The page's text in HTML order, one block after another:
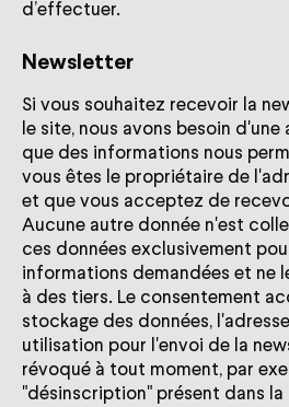
d’effectuer.
Newsletter
Si vous souhaitez recevoir la
le site, nous avons besoin d'une
que des informations nous
vous êtes le propriétaire de
et que vous acceptez de
Aucune autre donnée n'est
ces données exclusivement
informations demandées et ne
à des tiers. Le consentement
stockage des données,
utilisation pour l'envoi de la
révoqué à tout moment, par
"désinscription" présent dans la